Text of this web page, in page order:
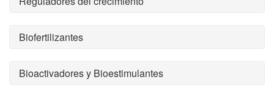
Biofertilizantes
Bioactivadores y Bioestimulantes